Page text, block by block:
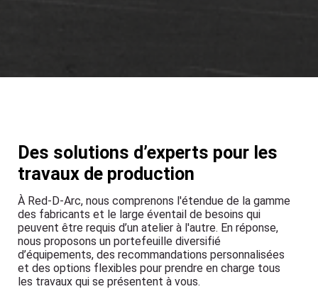
Des solutions d’experts pour les
travaux de production
À Red-D-Arc, nous comprenons l'étendue de la gamme
des fabricants et le large éventail de besoins qui
peuvent être requis d’un atelier à l'autre. En réponse,
nous proposons un portefeuille diversifié
d’équipements, des recommandations personnalisées
et des options flexibles pour prendre en charge tous
les travaux qui se présentent à vous.